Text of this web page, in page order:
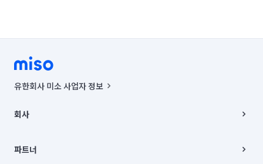
유한회사 미소 사업자 정보
00019 |
주소 | 본사: 서울특별시 종로구 율곡로 6(중학동, 트윈트리빌딩) B동 5층
컨택센터 : 서울특별시 종로구 수송동 율곡로 24, 7층, 8층 미소
회사
채용
파트너